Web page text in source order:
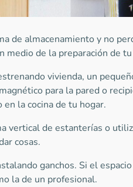
de almacenamiento y no
medio de la preparación de
vivienda, un
para la pared o
la cocina de tu hogar.
vertical de estanterías o
cosas.
ganchos. Si el
la de un profesional.